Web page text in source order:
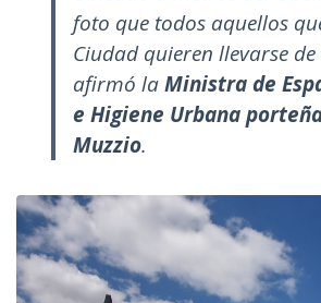
foto que todos aquellos
Ciudad quieren llevarse de
afirmó laMinistra de
e Higiene Urbana
Muzzio.